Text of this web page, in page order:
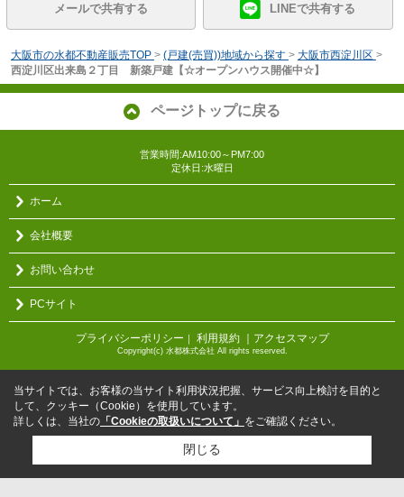
メールで共有する LINEで共有する
大阪市の水都不動産販売TOP > (戸建(売買))地域から探す > 大阪市西淀川区 >
西淀川区出来島２丁目 新築戸建【☆オープンハウス開催中☆】
ページトップに戻る
営業時間:AM10:00～PM7:00
定休日:水曜日
ホーム
会社概要
お問い合わせ
PCサイト
プライバシーポリシー ｜ 利用規約 ｜アクセスマップ
Copyright(c) 水都株式会社 All rights reserved.
当サイトでは、お客様の当サイト利用状況把握、サービス向上検討を目的と
して、クッキー（Cookie）を使用しています。
詳しくは、当社の 「Cookieの取扱いについて」 をご確認ください。
閉じる